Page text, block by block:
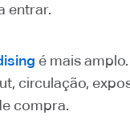
entrar.
é mais
circulação,
compra.